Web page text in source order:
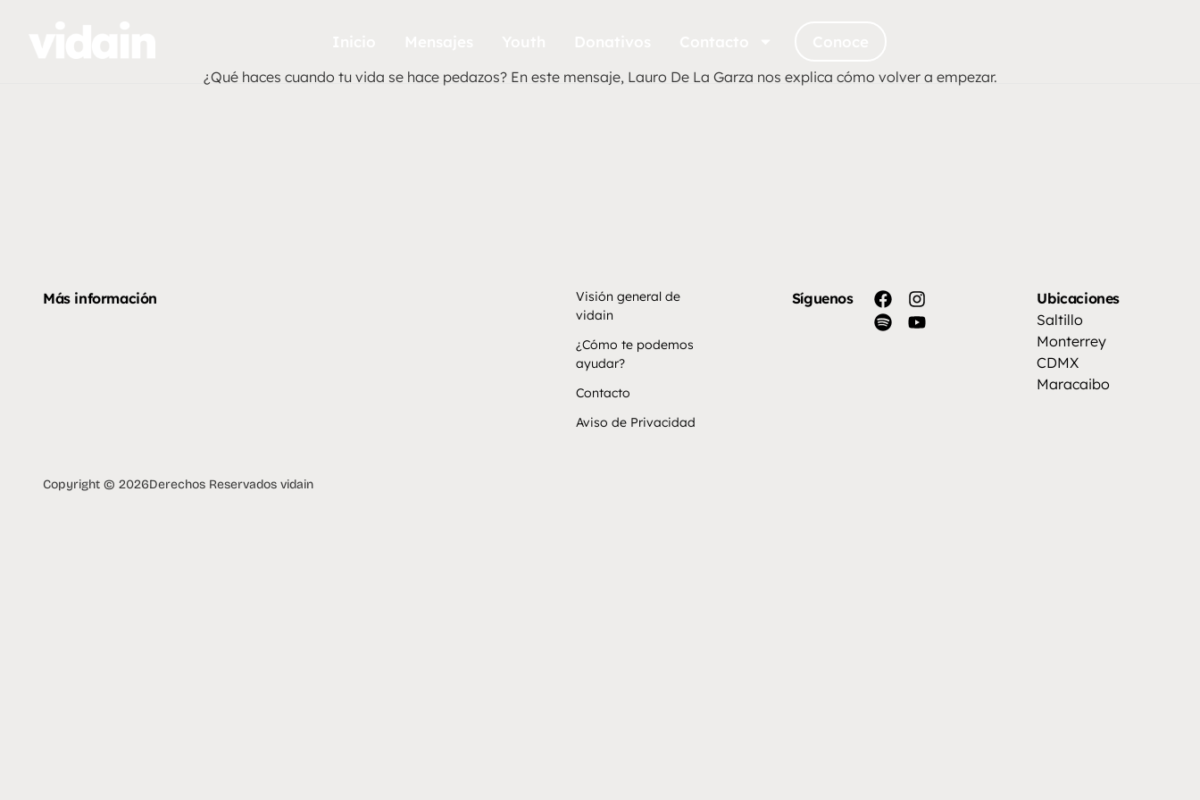
¿Qué haces cuando tu vida se hace pedazos? En este mensaje, Lauro De La Garza nos explica cómo volver a empezar.
Más información
Visión general de
vidain
¿Cómo te podemos
ayudar?
Contacto
Aviso de Privacidad
Síguenos
Ubicaciones
Saltillo
Monterrey
CDMX
Maracaibo
Copyright © 2026Derechos Reservados vidain